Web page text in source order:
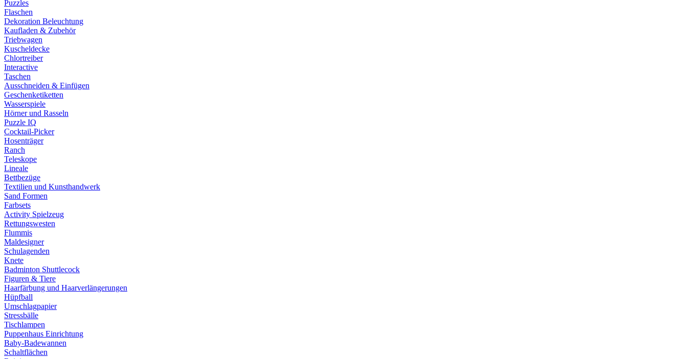
Puzzles
Flaschen
Dekoration Beleuchtung
Kaufladen & Zubehör
Triebwagen
Kuscheldecke
Chlortreiber
Interactive
Taschen
Ausschneiden & Einfügen
Geschenketiketten
Wasserspiele
Hörner und Rasseln
Puzzle IQ
Cocktail-Picker
Hosenträger
Ranch
Teleskope
Lineale
Bettbezüge
Textilien und Kunsthandwerk
Sand Formen
Farbsets
Activity Spielzeug
Rettungswesten
Flummis
Maldesigner
Schulagenden
Knete
Badminton Shuttlecock
Figuren & Tiere
Haarfärbung und Haarverlängerungen
Hüpfball
Umschlagpapier
Stressbälle
Tischlampen
Puppenhaus Einrichtung
Baby-Badewannen
Schaltflächen